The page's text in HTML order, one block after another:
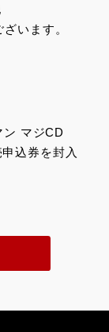
います。
マジCD
込券を封入